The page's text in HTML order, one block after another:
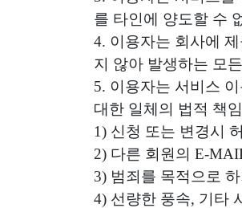
를 타인에 양도할 수
4. 이용자는 회사에
지 않아 발생하는 모
5. 이용자는 서비스
대한 일체의 법적 책
1) 신청 또는 변경시
2) 다른 회원의 E-
3) 범죄를 목적으로
4) 선량한 풍속, 기타